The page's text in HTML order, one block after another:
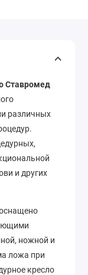
Ставромед
различных
и других
ножной и
ложа при
кресло